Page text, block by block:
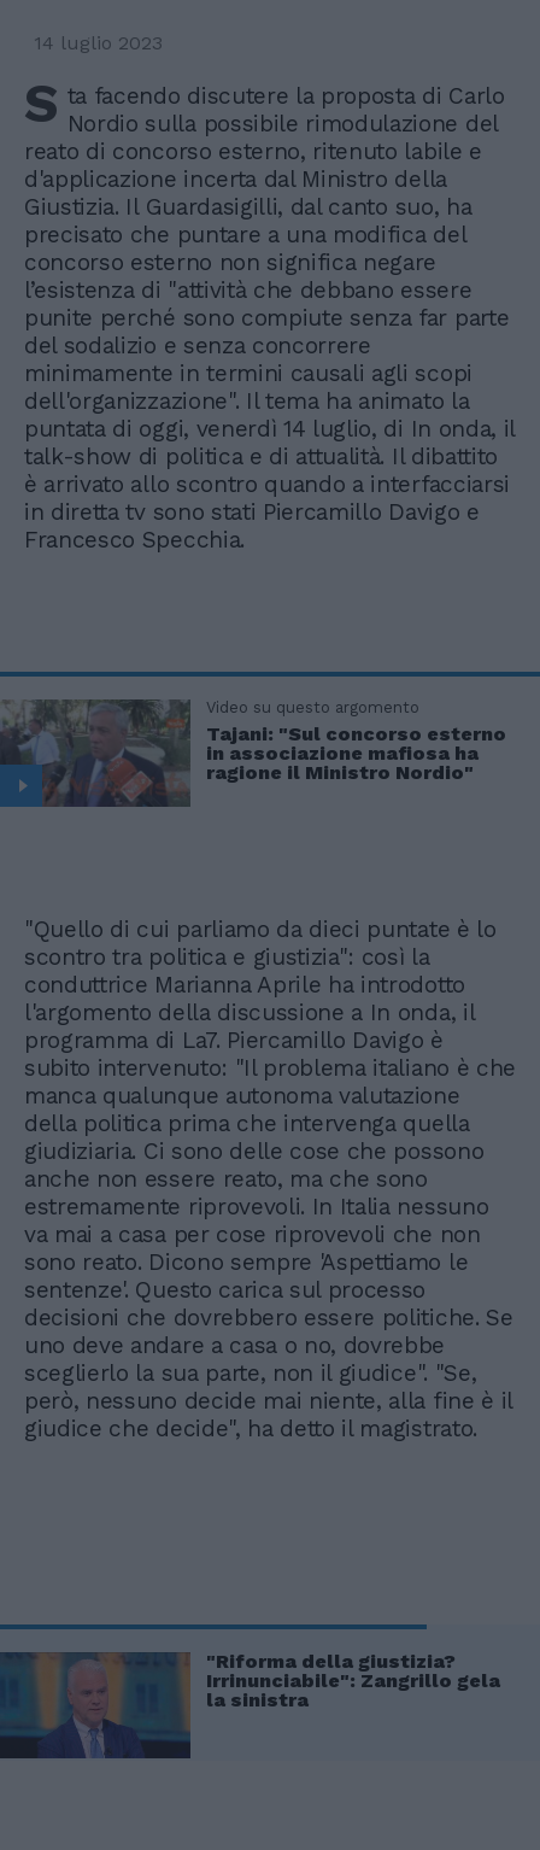
14 luglio 2023
S ta facendo discutere la proposta di Carlo
Nordio sulla possibile rimodulazione del
reato di concorso esterno, ritenuto labile e
d'applicazione incerta dal Ministro della
Giustizia. Il Guardasigilli, dal canto suo, ha
precisato che puntare a una modifica del
concorso esterno non significa negare
l’esistenza di "attività che debbano essere
punite perché sono compiute senza far parte
del sodalizio e senza concorrere
minimamente in termini causali agli scopi
dell'organizzazione". Il tema ha animato la
puntata di oggi, venerdì 14 luglio, di In onda, il
talk-show di politica e di attualità. Il dibattito
è arrivato allo scontro quando a interfacciarsi
in diretta tv sono stati Piercamillo Davigo e
Francesco Specchia.
Video su questo argomento
Tajani: "Sul concorso esterno
in associazione mafiosa ha
ragione il Ministro Nordio"
"Quello di cui parliamo da dieci puntate è lo
scontro tra politica e giustizia": così la
conduttrice Marianna Aprile ha introdotto
l'argomento della discussione a In onda, il
programma di La7. Piercamillo Davigo è
subito intervenuto: "Il problema italiano è che
manca qualunque autonoma valutazione
della politica prima che intervenga quella
giudiziaria. Ci sono delle cose che possono
anche non essere reato, ma che sono
estremamente riprovevoli. In Italia nessuno
va mai a casa per cose riprovevoli che non
sono reato. Dicono sempre 'Aspettiamo le
sentenze'. Questo carica sul processo
decisioni che dovrebbero essere politiche. Se
uno deve andare a casa o no, dovrebbe
sceglierlo la sua parte, non il giudice". "Se,
però, nessuno decide mai niente, alla fine è il
giudice che decide", ha detto il magistrato.
"Riforma della giustizia?
Irrinunciabile": Zangrillo gela
la sinistra